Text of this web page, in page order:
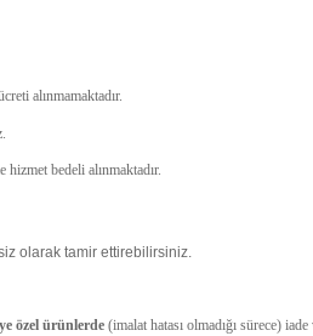
alınmamaktadır.
bedeli alınmaktadır.
olarak tamir ettirebilirsiniz.
özel ürünlerde (imalat hatası olmadığı sürece)